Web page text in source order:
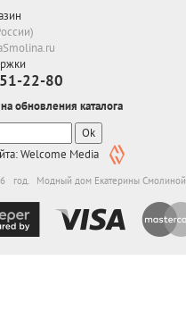
22-80
обновления каталога
Ok
Welcome Media
год. Модный дом Екатерины Смолиной